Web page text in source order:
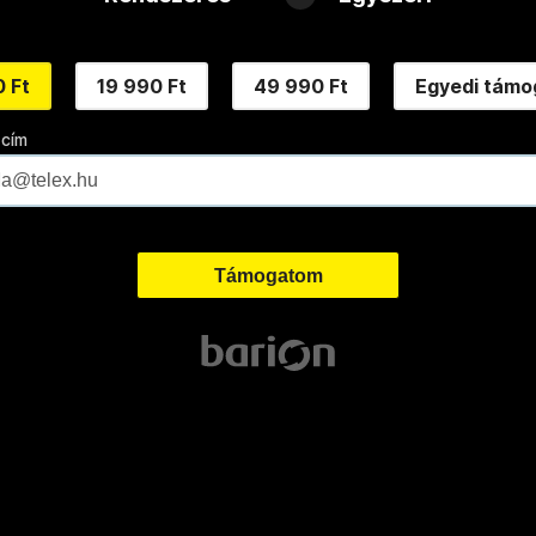
Ft 19 990 Ft 49 990 Ft Egyedi